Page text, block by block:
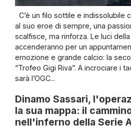
C’è un filo sottile e indissolubile
al suo eroe di sempre, una
scalfisce, ma rinforza. Le luci della
accenderanno per un
emozione e grande calcio: la
“Trofeo Gigi Riva”. A incrociare i
sarà l’OGC...
Dinamo Sassari,
la sua mappa: il
nell'inferno della Serie